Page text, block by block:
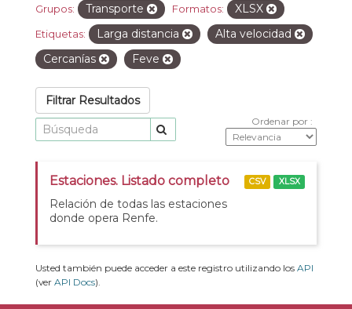
Grupos: Transporte Formatos: XLSX
Etiquetas: Larga distancia
Alta velocidad
Cercanías
Feve
Filtrar Resultados
Ordenar por
Estaciones. Listado completo
Relación de todas las estaciones
donde opera Renfe.
CSV XLSX
Usted también puede acceder a este registro utilizando los API
(ver API Docs).